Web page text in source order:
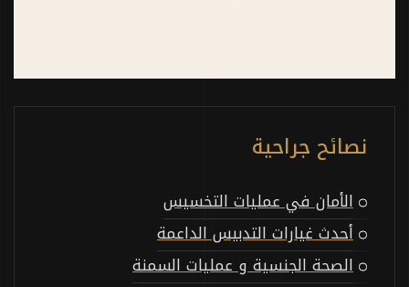
نصائح جراحية
الأمان في عمليات التخسيس
أحدث غيارات التدبيس الداعمة
الصحة الجنسية و عمليات السمنة